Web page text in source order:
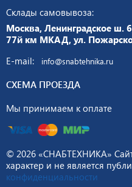
Склады самовывоза:
Москва, Ленинградское ш.
77й км МКАД, ул.
E-mail:
info@snabtehnika.ru
СХЕМА ПРОЕЗДА
Мы принимаем к оплате
© 2026 «СНАБТЕХНИКА»
характер и не является
конфиденциальности